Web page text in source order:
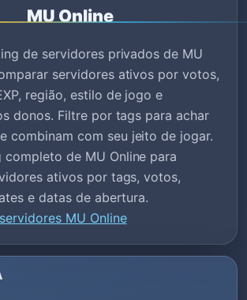
MU Online
de servidores privados de MU
servidores ativos por votos,
região, estilo de jogo e
donos. Filtre por tags para achar
combinam com seu jeito de jogar.
completo de MU Online para
ativos por tags, votos,
e datas de abertura.
MU Online